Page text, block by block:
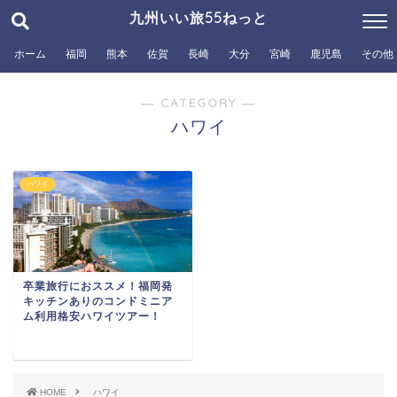
九州いい旅55ねっと
ホーム 福岡 熊本 佐賀 長崎 大分 宮崎 鹿児島 その他
― CATEGORY ―
ハワイ
ハワイ
卒業旅行におススメ！福岡発
キッチンありのコンドミニア
ム利用格安ハワイツアー！
HOME ハワイ